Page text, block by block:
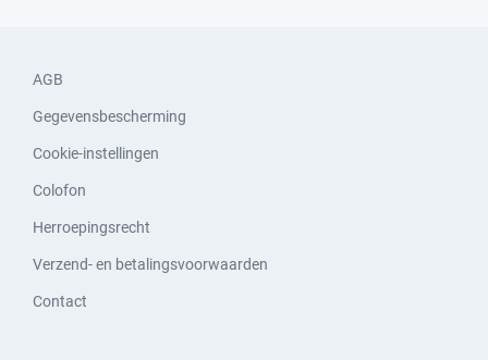
AGB
Gegevensbescherming
Cookie-instellingen
Colofon
Herroepingsrecht
Verzend- en betalingsvoorwaarden
Contact